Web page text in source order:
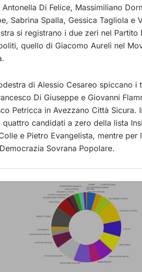
Di Felice, Massimiliano
Sabrina Spalla, Gessica Tagliola
si registrano i due zeri nel
quello di Giacomo Aureli nel
di Alessio Cesareo spiccano
Di Giuseppe e Giovanni
Petricca in Avezzano Città
quattro candidati a zero della lista
e Pietro Evangelista, mentre
Sovrana Popolare.